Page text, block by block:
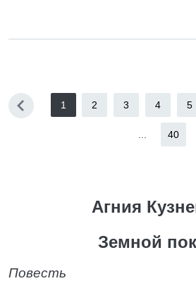
1 2 3 4 5
40
Агния
Земной
Повесть